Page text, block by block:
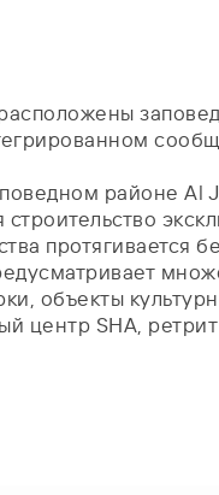
районе
строительство
протягивается
объекты
центр SHA,